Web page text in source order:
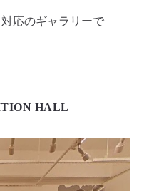
応のギャラリーで
HALL